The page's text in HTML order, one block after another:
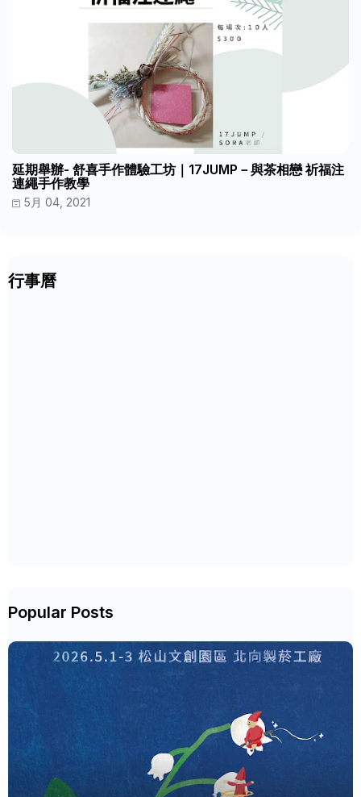
延期舉辦- 舒喜手作體驗工坊｜17JUMP－與茶相戀 祈福注
連繩手作教學
5月 04, 2021
行事曆
Popular Posts